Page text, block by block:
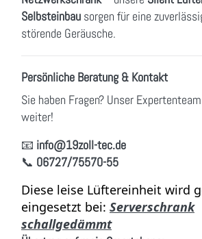
Selbsteinbau sorgen für eine
störende Geräusche.
Persönliche Beratung & Kontakt
Sie haben Fragen? Unser
weiter!
📧 info@19zoll-tec.de
📞 06727/75570-55
Diese leise Lüftereinheit wird
eingesetzt bei: Serverschrank
schallgedämmt